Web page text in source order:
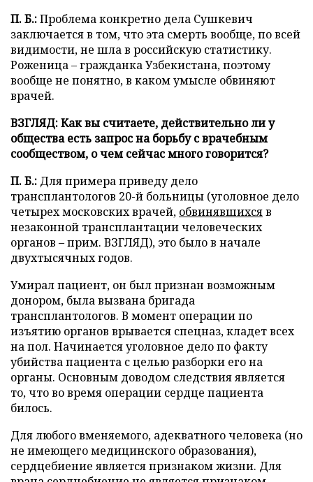
П. Б.:Проблема конкретно дела Сушкевич
заключается в том, что эта смерть вообще, по всей
видимости, не шла в российскую статистику.
Роженица – гражданка Узбекистана, поэтому
вообще не понятно, в каком умысле обвиняют
врачей.
ВЗГЛЯД: Как вы считаете, действительно ли у
общества есть запрос на борьбу с врачебным
сообществом, о чем сейчас много говорится?
П. Б.: Для примера приведу дело
трансплантологов 20-й больницы (уголовное дело
четырех московских врачей, обвинявшихсяв
незаконной трансплантации человеческих
органов – прим. ВЗГЛЯД), это было в начале
двухтысячных годов.
Умирал пациент, он был признан возможным
донором, была вызвана бригада
трансплантологов. В момент операции по
изъятию органов врывается спецназ, кладет всех
на пол. Начинается уголовное дело по факту
убийства пациента с целью разборки его на
органы. Основным доводом следствия является
то, что во время операции сердце пациента
билось.
Для любого вменяемого, адекватного человека (но
не имеющего медицинского образования),
сердцебиение является признаком жизни. Для